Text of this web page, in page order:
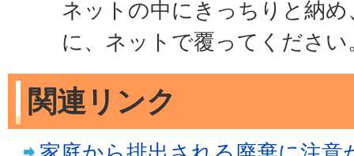
ネットの中にきっちりと納
に、ネットで覆ってください
関連リンク